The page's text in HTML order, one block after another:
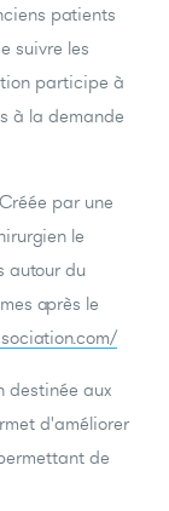
patients
suivre les
participe à
à la demande
par une
le
autour du
après le
destinée aux
d'améliorer
de